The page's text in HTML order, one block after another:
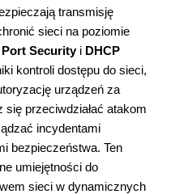
transmisję
sieci na poziomie
Port Securityi DHCP
kontroli dostępu do sieci,
urządzeń za
się przeciwdziałać atakom
incydentami
bezpieczeństwa. Ten
umiejętności do
sieci w dynamicznych